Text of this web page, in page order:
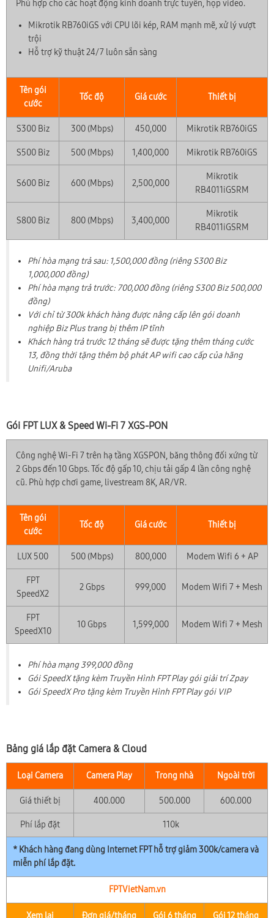
Phù hợp cho các hoạt động kinh doanh trực tuyến, họp video.
Mikrotik RB760iGS với CPU lõi kép, RAM mạnh mẽ, xử lý vượt
trội
Hỗ trợ kỹ thuật 24/7 luôn sẵn sàng
Tên gói
cước
Tốc độ Giá cước Thiết bị
S300 Biz 300 (Mbps) 450,000 Mikrotik RB760iGS
S500 Biz 500 (Mbps) 1,400,000 Mikrotik RB760iGS
S600 Biz 600 (Mbps) 2,500,000
Mikrotik
RB4011iGSRM
S800 Biz 800 (Mbps) 3,400,000
Mikrotik
RB4011iGSRM
Phí hòa mạng trả sau: 1,500,000 đồng (riêng S300 Biz
1,000,000 đồng)
Phí hòa mạng trả trước: 700,000 đồng (riêng S300 Biz 500,000
đồng)
Với chỉ từ 300k khách hàng được nâng cấp lên gói doanh
nghiệp Biz Plus trang bị thêm IP tĩnh
Khách hàng trả trước 12 tháng sẽ được tặng thêm tháng cước
13, đồng thời tặng thêm bộ phát AP wifi cao cấp của hãng
Unifi/Aruba
Gói FPT LUX & Speed Wi-Fi 7 XGS-PON
Công nghệ Wi-Fi 7 trên hạ tầng XGSPON, băng thông đối xứng từ
2 Gbps đến 10 Gbps. Tốc độ gấp 10, chịu tải gấp 4 lần công nghệ
cũ. Phù hợp chơi game, livestream 8K, AR/VR.
Tên gói
cước
Tốc độ Giá cước Thiết bị
LUX 500 500 (Mbps) 800,000 Modem Wifi 6 + AP
FPT
SpeedX2
2 Gbps 999,000 Modem Wifi 7 + Mesh
FPT
SpeedX10
10 Gbps 1,599,000 Modem Wifi 7 + Mesh
Phí hòa mạng 399,000 đồng
Gói SpeedX tặng kèm Truyền Hình FPT Play gói giải trí Zpay
Gói SpeedX Pro tặng kèm Truyền Hình FPT Play gói VIP
Bảng giá lắp đặt Camera & Cloud
Loại Camera Camera Play Trong nhà Ngoài trời
Giá thiết bị 400.000 500.000 600.000
Phí lắp đặt 110k
* Khách hàng đang dùng Internet FPT hỗ trợ giảm 300k/camera và
miễn phí lắp đặt.
FPTVietNam.vn
🎁 ƯU ĐÃI THÁNG 08/2026
Tặng Voucher phí hòa mạng & Trang bị WiFi 6/7
Hotline:0899 789 369